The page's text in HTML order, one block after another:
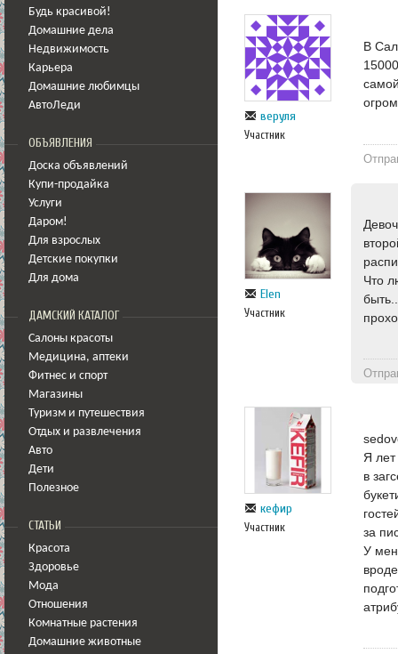
Будь красивой!
Домашние дела
Недвижимость
Карьера
Домашние любимцы
АвтоЛеди
ОБЪЯВЛЕНИЯ
Доска объявлений
Купи-продайка
Услуги
Даром!
Для взрослых
Детские покупки
Для дома
ДАМСКИЙ КАТАЛОГ
Салоны красоты
Медицина, аптеки
Фитнес и спорт
Магазины
Туризм и путешествия
Отдых и развлечения
Авто
Дети
Полезное
СТАТЬИ
Красота
Здоровье
Мода
Отношения
Комнатные растения
Домашние животные
веруля
Участник
В
Elen
Участник
Что
кефир
Участник
Я лет
в
за
У